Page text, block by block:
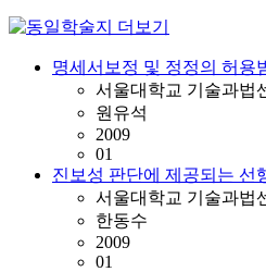
명세서보정 및 정정의 허용
서울대학교 기술과법
원유석
2009
01
진보성 판단에 제공되는 선
서울대학교 기술과법
한동수
2009
01